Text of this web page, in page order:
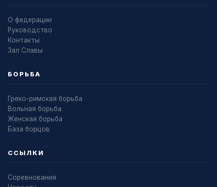
О федерации
Руководство
Контакты
Зал Славы
БОРЬБА
Греко-римская борьба
Вольная борьба
Женская борьба
База борцов
ССЫЛКИ
Соревнования